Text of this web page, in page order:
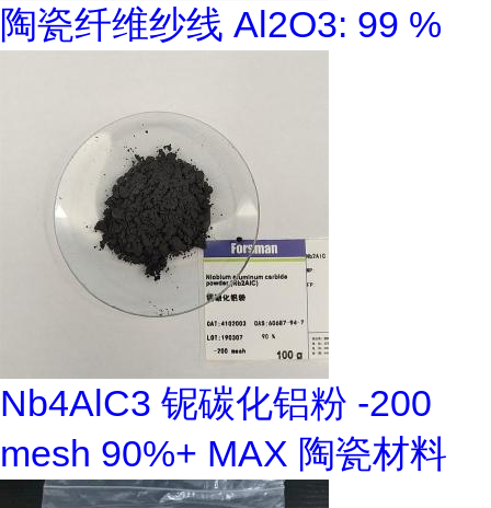
陶瓷纤维纱线 Al2O3: 99 %
Nb4AlC3 铌碳化铝粉 -200
mesh 90%+ MAX 陶瓷材料